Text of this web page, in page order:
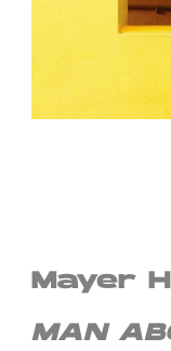
Mayer
MAN